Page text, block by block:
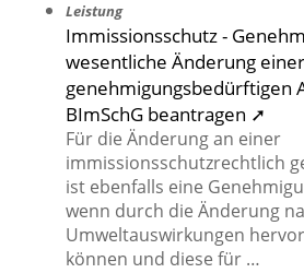
Leistung
Immissionsschutz -
wesentliche Änderung einer
genehmigungsbedürftigen
BImSchG beantragen ➚
Für die Änderung an einer
immissionsschutzrechtlich
ist ebenfalls eine
wenn durch die Änderung
Umweltauswirkungen
können und diese für …